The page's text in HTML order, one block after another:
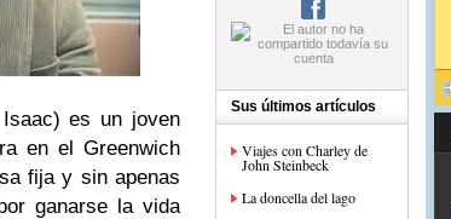
es un joven
en el Greenwich
fija y sin apenas
ganarse la vida
Sus últimos artículos
Viajes con Charley de
John Steinbeck
La doncella del lago